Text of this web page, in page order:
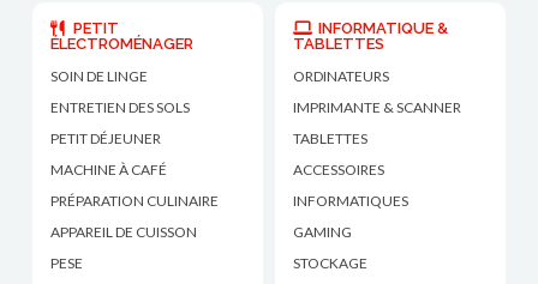
PETIT
ÉLECTROMÉNAGER
SOIN DE LINGE
ENTRETIEN DES SOLS
PETIT DÉJEUNER
MACHINE À CAFÉ
PRÉPARATION CULINAIRE
APPAREIL DE CUISSON
PESE
INFORMATIQUE &
TABLETTES
ORDINATEURS
IMPRIMANTE & SCANNER
TABLETTES
ACCESSOIRES
INFORMATIQUES
GAMING
STOCKAGE